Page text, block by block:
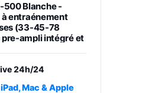
500 Blanche -
entraénement
(33-45-78
ampli intégré et
Galaxy
24h/24
Mac & Apple